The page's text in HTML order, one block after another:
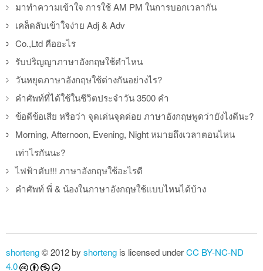
มาทำความเข้าใจ การใช้ AM PM ในการบอกเวลากัน
เคล็ดลับเข้าใจง่าย Adj & Adv
Co.,Ltd คืออะไร
รับปริญญาภาษาอังกฤษใช้คำไหน
วันหยุดภาษาอังกฤษใช้ต่างกันอย่างไร?
คำศัพท์ที่ได้ใช้ในชีวิตประจำวัน 3500 คำ
ข้อดีข้อเสีย หรือว่า จุดเด่นจุดด่อย ภาษาอังกฤษพูดว่ายังไงดีนะ?
Morning, Afternoon, Evening, Night หมายถึงเวลาตอนไหน
เท่าไรกันนะ?
ไฟฟ้าดับ!!! ภาษาอังกฤษใช้อะไรดี
คำศัพท์ พี่ & น้องในภาษาอังกฤษใช้แบบไหนได้บ้าง
shorteng© 2012 by shorteng is licensed underCC BY-NC-ND
4.0